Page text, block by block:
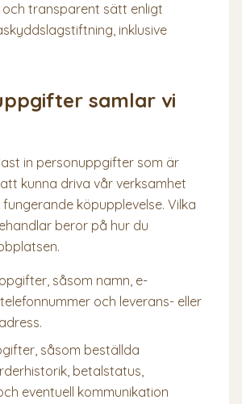
och transparent sätt enligt
inklusive
samlar vi
in personuppgifter som är
kunna driva vår verksamhet
köpupplevelse. Vilka
beror på hur du
såsom namn, e-
och leverans- eller
såsom beställda
betalstatus,
eventuell kommunikation